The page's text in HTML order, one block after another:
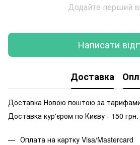
Додайте перший
Написати
Доставка
Доставка Новою поштою за тарифами
Доставка кур'єром по Києву - 150 грн.
Оплата на картку Visa/Mastercard